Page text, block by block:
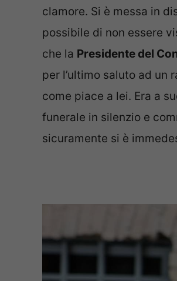
clamore. Si è messa in
possibile di non essere
che la Presidente del
per l’ultimo saluto ad un
come piace a lei. Era a
funerale in silenzio e
sicuramente si è